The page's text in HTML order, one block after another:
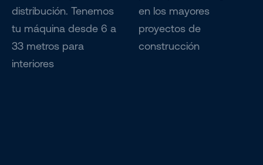
distribución. Tenemos
tu máquina desde 6 a
33 metros para
interiores
en los mayores
proyectos de
construcción